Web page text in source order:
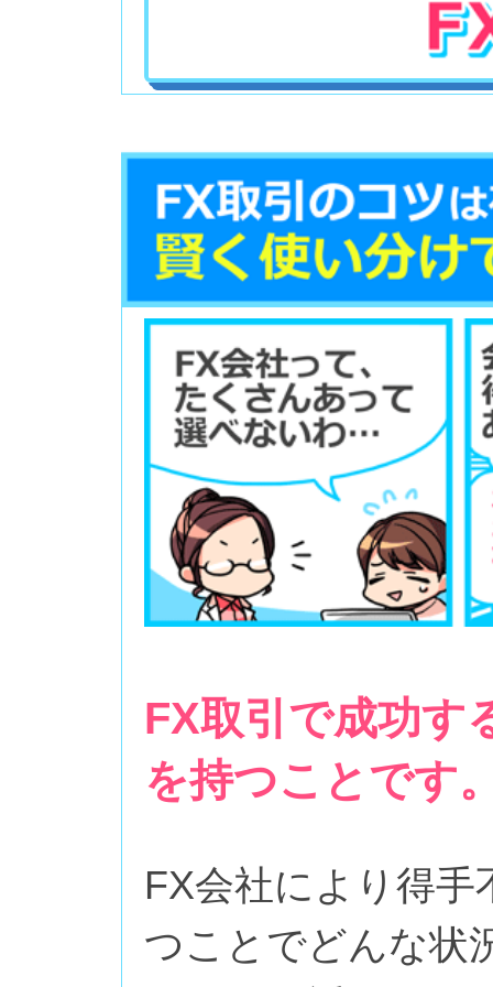
FX取引で成功す
を持つことです
FX会社により得
つことでどんな状